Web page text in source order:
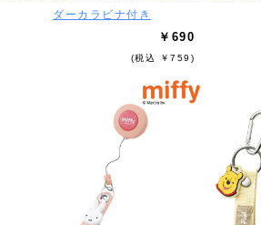
ダーカラビナ付き
￥690
(税込 ￥759)